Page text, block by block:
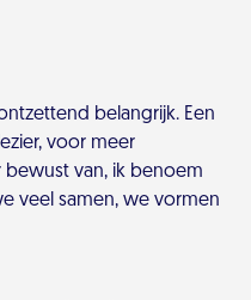
belangrijk. Een
voor meer
bewust van, ik benoem
veel samen, we vormen